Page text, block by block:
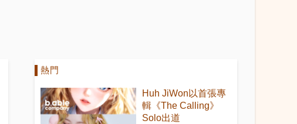
熱門
Huh JiWon以首張專
輯《The Calling》
Solo出道